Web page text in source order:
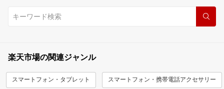
楽天市場の関連ジャンル
スマートフォン・タブレット スマートフォン・携帯電話アクセサリー